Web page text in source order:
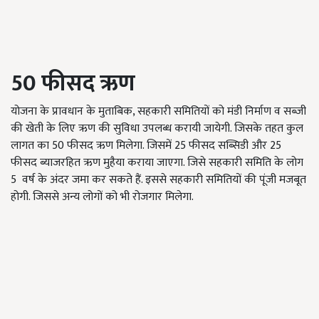
50फीसद ऋण
योजना के प्रावधान के मुताबिक, सहकारी समितियों को मंडी निर्माण व सब्जी
की खेती के लिए ऋण की सुविधा उपलब्ध करायी जायेगी. जिसके तहत कुल
लागत का 50 फीसद ऋण मिलेगा. जिसमें 25 फीसद सब्सिडी और 25
फीसद ब्याजरहित ऋण मुहैया कराया जाएगा. जिसे सहकारी समिति के लोग
5 वर्ष के अंदर जमा कर सकते हैं. इससे सहकारी समितियों की पूंजी मजबूत
होगी. जिससे अन्य लोगों को भी रोजगार मिलेगा.